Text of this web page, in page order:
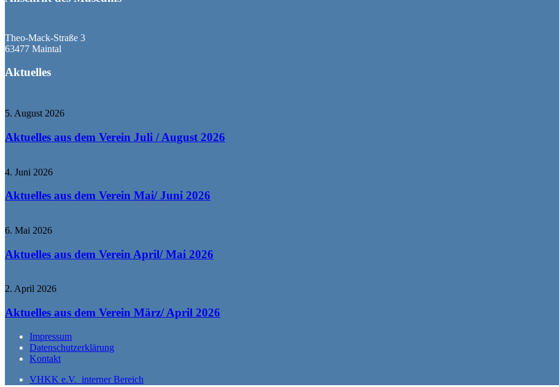
Theo-Mack-Straße 3
63477 Maintal
Aktuelles
5. August 2026
Aktuelles aus dem Verein Juli / August 2026
4. Juni 2026
Aktuelles aus dem Verein Mai/ Juni 2026
6. Mai 2026
Aktuelles aus dem Verein April/ Mai 2026
2. April 2026
Aktuelles aus dem Verein März/ April 2026
Impressum
Datenschutzerklärung
Kontakt
VHKK e.V. interner Bereich